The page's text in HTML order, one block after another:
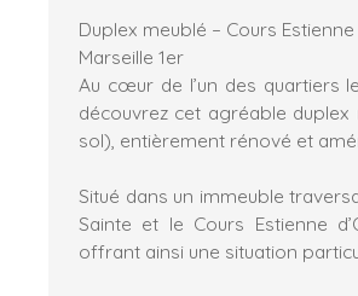
Duplex meublé – Cours
Marseille 1er
Au cœur de l’un des quartiers
découvrez cet agréable duplex
sol), entièrement rénové et
Situé dans un immeuble
Sainte et le Cours Estienne
offrant ainsi une situation